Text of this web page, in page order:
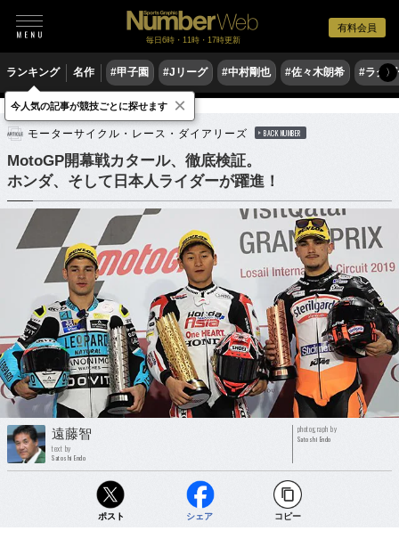
有料会員
毎日6時・11時・17時更新
ランキング 名作 #甲子園 #Jリーグ #中村剛也 #佐々木朗希 #ラグ〉
モータースポーツ MotoGP
モーターサイクル・レース・ダイアリーズ BACK NUMBER
MotoGP開幕戦カタール、徹底検証。
ホンダ、そして日本人ライダーが躍進！
遠藤智
text by
Satoshi Endo
photograph by
Satoshi Endo
ポスト シェア コピー
今人気の記事が競技ごとに探せます ×